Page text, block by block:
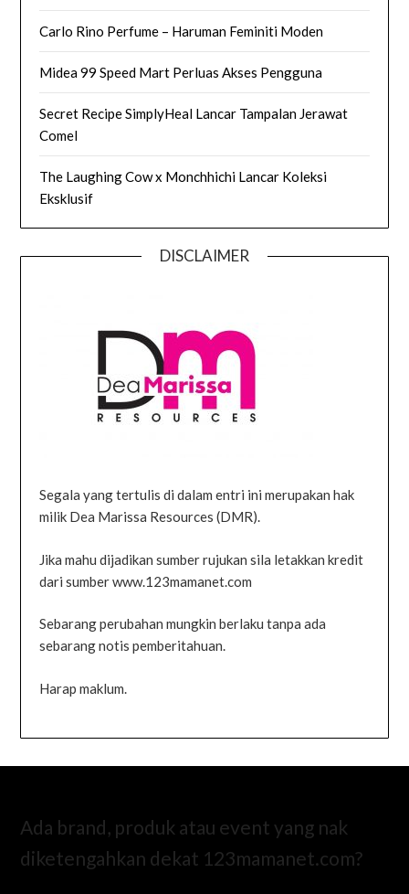
Carlo Rino Perfume – Haruman Feminiti Moden
Midea 99 Speed Mart Perluas Akses Pengguna
Secret Recipe SimplyHeal Lancar Tampalan Jerawat
Comel
The Laughing Cow x Monchhichi Lancar Koleksi
Eksklusif
DISCLAIMER
Segala yang tertulis di dalam entri ini merupakan hak
milik Dea Marissa Resources (DMR).
Jika mahu dijadikan sumber rujukan sila letakkan kredit
dari sumber www.123mamanet.com
Sebarang perubahan mungkin berlaku tanpa ada
sebarang notis pemberitahuan.
Harap maklum.
Ada brand, produk atau event yang nak
diketengahkan dekat 123mamanet.com?